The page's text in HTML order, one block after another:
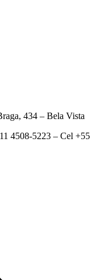
434 – Bela Vista
4508-5223 – Cel +55